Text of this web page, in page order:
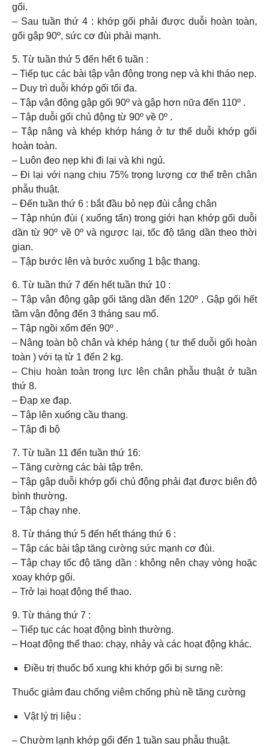
gối.
– Sau tuần thứ 4 : khớp gối phải được duỗi hoàn toàn,
gối gập 90º, sức cơ đùi phải mạnh.
5. Từ tuần thứ 5 đến hết 6 tuần :
– Tiếp tục các bài tập vận động trong nẹp và khi tháo nẹp.
– Duy trì duỗi khớp gối tối đa.
– Tập vận động gập gối 90º và gập hơn nữa đến 110º .
– Tập duỗi gối chủ động từ 90º về 0º .
– Tập nâng và khép khớp háng ở tư thế duỗi khớp gối
hoàn toàn.
– Luôn đeo nẹp khi đi lại và khi ngủ.
– Đi lại với nạng chịu 75% trọng lượng cơ thể trên chân
phẫu thuật.
– Đến tuần thứ 6 : bắt đầu bỏ nẹp đùi cẳng chân
– Tập nhún đùi ( xuống tấn) trong giới hạn khớp gối duỗi
dần từ 90º về 0º và ngược lại, tốc độ tăng dần theo thời
gian.
– Tập bước lên và bước xuống 1 bậc thang.
6. Từ tuần thứ 7 đến hết tuần thứ 10 :
– Tập vận động gập gối tăng dần đến 120º . Gập gối hết
tầm vận động đến 3 tháng sau mổ.
– Tập ngồi xổm đến 90º .
– Nâng toàn bộ chân và khép háng ( tư thế duỗi gối hoàn
toàn ) với tạ từ 1 đến 2 kg.
– Chịu hoàn toàn trọng lực lên chân phẫu thuật ở tuần
thứ 8.
– Đạp xe đạp.
– Tập lên xuống cầu thang.
– Tập đi bộ
7. Từ tuần 11 đến tuần thứ 16:
– Tăng cường các bài tập trên.
– Tập gập duỗi khớp gối chủ động phải đạt được biên độ
bình thường.
– Tập chạy nhẹ.
8. Từ tháng thứ 5 đến hết tháng thứ 6 :
– Tập các bài tập tăng cường sức mạnh cơ đùi.
– Tập chạy tốc độ tăng dần : không nên chạy vòng hoặc
xoay khớp gối.
– Trở lại hoạt động thể thao.
9. Từ tháng thứ 7 :
– Tiếp tục các hoạt động bình thường.
– Hoạt động thể thao: chạy, nhảy và các hoạt động khác.
Điều trị thuốc bổ xung khi khớp gối bị sưng nề:
Thuốc giảm đau chống viêm chống phù nề tăng cường
Vật lý trị liệu :
– Chườm lạnh khớp gối đến 1 tuần sau phẫu thuật.